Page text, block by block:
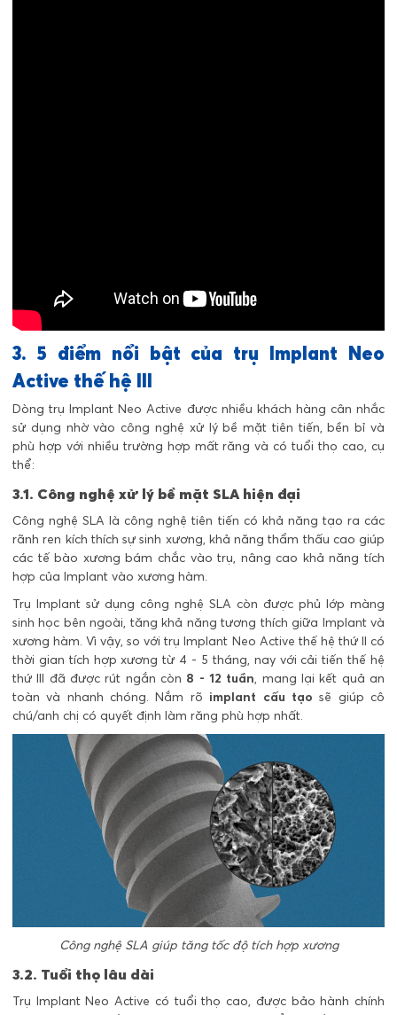
3. 5 điểm nổi bật của trụ Implant Neo
Active thế hệ III
Dòng trụ Implant Neo Active được nhiều khách hàng cân nhắc
sử dụng nhờ vào công nghệ xử lý bề mặt tiên tiến, bền bỉ và
phù hợp với nhiều trường hợp mất răng và có tuổi thọ cao, cụ
thể:
3.1. Công nghệ xử lý bề mặt SLA hiện đại
Công nghệ SLA là công nghệ tiên tiến có khả năng tạo ra các
rãnh ren kích thích sự sinh xương, khả năng thẩm thấu cao giúp
các tế bào xương bám chắc vào trụ, nâng cao khả năng tích
hợp của Implant vào xương hàm.
Trụ Implant sử dụng công nghệ SLA còn được phủ lớp màng
sinh học bên ngoài, tăng khả năng tương thích giữa Implant và
xương hàm. Vì vậy, so với trụ Implant Neo Active thế hệ thứ II có
thời gian tích hợp xương từ 4 - 5 tháng, nay với cải tiến thế hệ
thứ III đã được rút ngắn còn 8 - 12 tuần, mang lại kết quả an
toàn và nhanh chóng. Nắm rõ implant cấu tạo sẽ giúp cô
chú/anh chị có quyết định làm răng phù hợp nhất.
Công nghệ SLA giúp tăng tốc độ tích hợp xương
3.2. Tuổi thọ lâu dài
Trụ Implant Neo Active có tuổi thọ cao, được bảo hành chính